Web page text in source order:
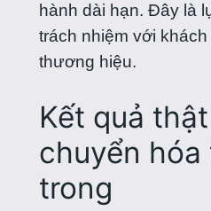
hành dài hạn. Đây là
trách nhiệm với
thương hiệu.
Kết quả
chuyển hóa
trong